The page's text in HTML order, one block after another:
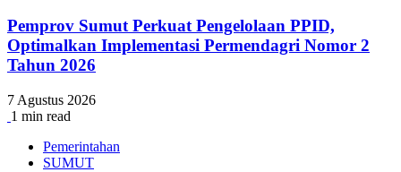
Pemprov Sumut Perkuat Pengelolaan PPID,
Optimalkan Implementasi Permendagri Nomor 2
Tahun 2026
7 Agustus 2026
1 min read
Pemerintahan
SUMUT